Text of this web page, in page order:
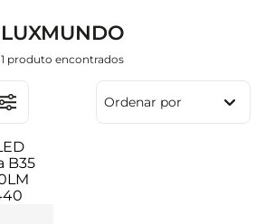
LUXMUNDO
1 produto
Ordenar por